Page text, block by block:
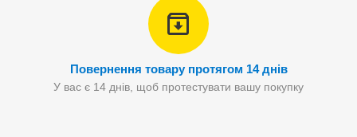
Повернення товару протягом 14 днів
У вас є 14 днів, щоб протестувати вашу покупку